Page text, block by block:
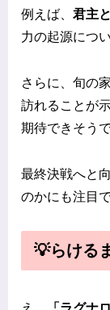
例えば、 君主
力の起源につ
さらに、旬の
訪れることが
期待できそうで
最終決戦へと
のかにも注目で
💡らける